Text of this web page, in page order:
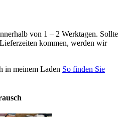
von 1 – 2 Werktagen. Sollte
kommen, werden wir
in meinem Laden So finden Sie